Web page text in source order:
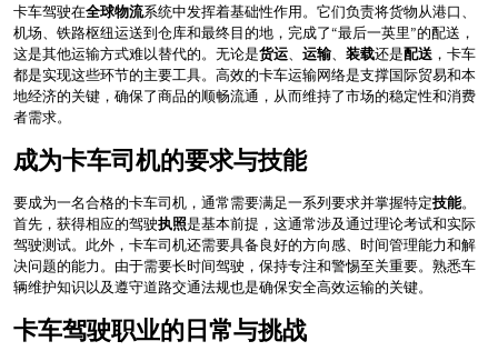
卡车驾驶在全球物流系统中发挥着基础性作用。它们负责将货物从港口、
机场、铁路枢纽运送到仓库和最终目的地，完成了“最后一英里”的配送，
这是其他运输方式难以替代的。无论是货运、 运输、 装载还是配送 ，卡车
都是实现这些环节的主要工具。高效的卡车运输网络是支撑国际贸易和本
地经济的关键，确保了商品的顺畅流通，从而维持了市场的稳定性和消费
者需求。
成为卡车司机的要求与技能
要成为一名合格的卡车司机，通常需要满足一系列要求并掌握特定技能。
首先，获得相应的驾驶执照是基本前提，这通常涉及通过理论考试和实际
驾驶测试。此外，卡车司机还需要具备良好的方向感、时间管理能力和解
决问题的能力。由于需要长时间驾驶，保持专注和警惕至关重要。熟悉车
辆维护知识以及遵守道路交通法规也是确保安全高效运输的关键。
卡车驾驶职业的日常与挑战